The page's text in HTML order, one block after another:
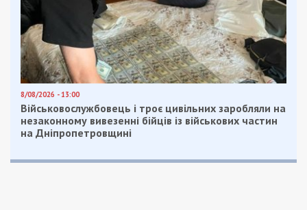
8/08/2026 - 13:00
Військовослужбовець і троє цивільних заробляли на
незаконному вивезенні бійців із військових частин
на Дніпропетровщині